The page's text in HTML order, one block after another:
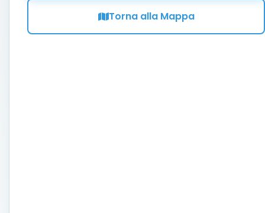
Torna alla Mappa